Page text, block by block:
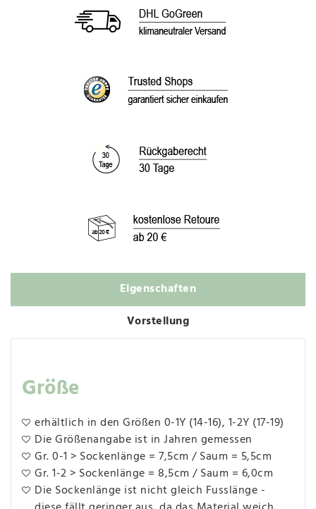
Eigenschaften
Vorstellung
Größe
erhältlich in den Größen 0-1Y (14-16), 1-2Y (17-19)
Die Größenangabe ist in Jahren gemessen
Gr. 0-1 > Sockenlänge = 7,5cm / Saum = 5,5cm
Gr. 1-2 > Sockenlänge = 8,5cm / Saum = 6,0cm
Die Sockenlänge ist nicht gleich Fusslänge -